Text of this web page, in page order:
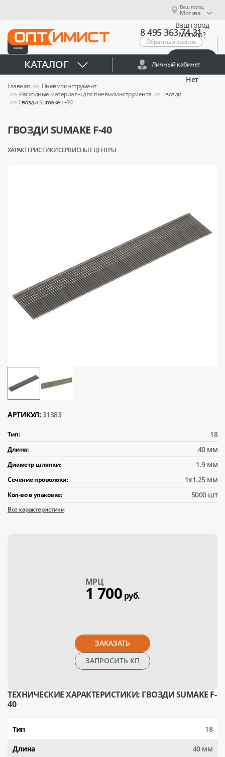
Ваш город
Москва
Ваш город
Москва?
Нет
8 495 363 74 31
Обратный звонок
КАТАЛОГ Личный кабинет
Главная
Пневмоинструмент
Расходные материалы для пневмоинструмента
Гвозди
Гвозди Sumake F-40
ГВОЗДИ SUMAKE F-40
ХАРАКТЕРИСТИКИСЕРВИСНЫЕ ЦЕНТРЫ
АРТИКУЛ: 31383
Тип: 18
Длина: 40 мм
Диаметр шляпки: 1.9 мм
Сечение проволоки: 1x1.25 мм
Кол-во в упаковке: 5000 шт
Все характеристики
МPЦ
1 700 руб.
ЗАКАЗАТЬ
ЗАПРОСИТЬ КП
ТЕХНИЧЕСКИЕ ХАРАКТЕРИСТИКИ: ГВОЗДИ SUMAKE F-
40
Тип 18
Длина 40 мм